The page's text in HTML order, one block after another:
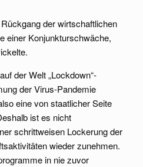
der wirtschaftlichen
einer Konjunkturschwäche,
der Welt „Lockdown“-
der Virus-Pandemie
eine von staatlicher Seite
ist es nicht
schrittweisen Lockerung der
wieder zunehmen.
in nie zuvor